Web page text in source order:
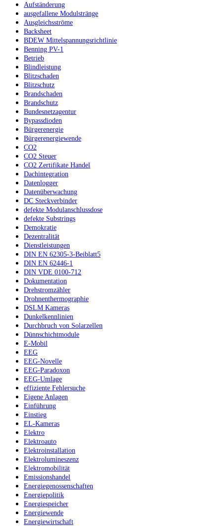
Aufständerung
ausgefallene Modulstränge
Ausgleichsströme
Backsheet
BDEW Mittelspannungsrichtlinie
Benning PV-1
Betrieb
Blindleistung
Blitzschaden
Blitzschutz
Brandschaden
Brandschutz
Bundesnetzagentur
Bypassdioden
Bürgerenergie
Bürgerenergiewende
CO2
CO2 Steuer
CO2 Zertifikate Handel
Dachintegration
Datenlogger
Datenüberwachung
DC Steckverbinder
defekte Modulanschlussdose
defekte Substrings
Demokratie
Dezentralität
Dienstleistungen
DIN EN 62305-3-Beiblatt5
DIN EN 62446-1
DIN VDE 0100-712
Dokumentation
Drehstromzähler
Drohnenthermographie
DSLM Kameras
Dunkelkennlinien
Durchbruch von Solarzellen
Dünnschichtmodule
E-Mobil
EEG
EEG-Novelle
EEG-Paradoxon
EEG-Umlage
effiziente Fehlersuche
Eigene Anlagen
Einführung
Einstieg
EL-Kameras
Elektro
Elektroauto
Elektroinstallation
Elektrolumineszenz
Elektromobilität
Emissionshandel
Energiegenossenschaften
Energiepolitik
Energiespeicher
Energiewende
Energiewirtschaft